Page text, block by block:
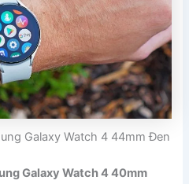
Galaxy Watch 4 44mm Đen
Galaxy Watch 4 40mm